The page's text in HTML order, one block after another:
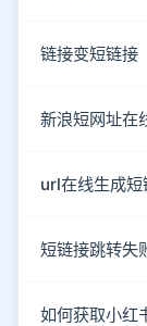
链接变短链接
新浪短网址在
url在线生成短
短链接跳转失
如何获取小红